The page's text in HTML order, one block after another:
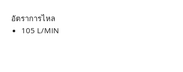
อัตราการไหล
105 L/MIN